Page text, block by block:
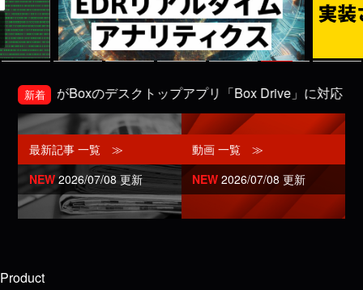
新着
がBoxのデスクトップアプリ「Box Drive」に対応しました
最新記事 一覧 ≫
NEW2026/07/08 更新
動画 一覧 ≫
NEW 2026/07/08 更新
Product